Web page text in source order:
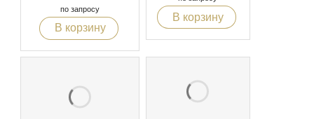
по запросу
В корзину
В корзину